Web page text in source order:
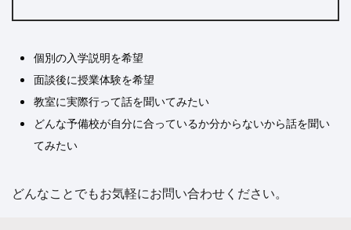
個別の入学説明を希望
面談後に授業体験を希望
教室に実際行って話を聞いてみたい
どんな予備校が自分に合っているか分からないから話を聞い
てみたい
どんなことでもお気軽にお問い合わせください。